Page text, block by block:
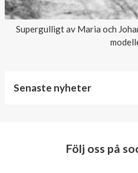
Supergulligt av Maria och
Senaste nyheter
Följ oss på